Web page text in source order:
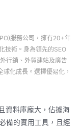
服務公司，擁有20+年
技術。身為領先的SEO
行銷、外貿建站及廣告
化成長。選擇優易化，
資料庫龐大，佔據海
備的實用工具，且經